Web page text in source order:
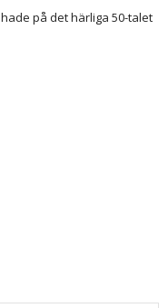
på det härliga 50-talet